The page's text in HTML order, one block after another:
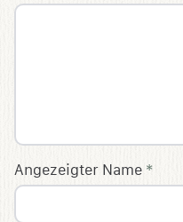
Angezeigter Name *